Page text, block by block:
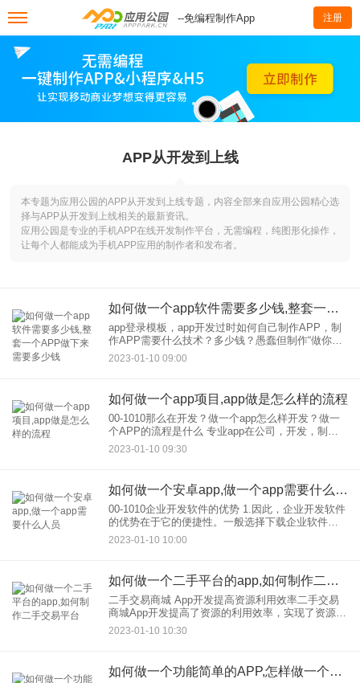
--免编程制作App 注册
APP从开发到上线
本专题为应用公园的APP从开发到上线专题，内容全部来自应用公园精心选
择与APP从开发到上线相关的最新资讯。
应用公园是专业的手机APP在线开发制作平台，无需编程，纯图形化操作，
让每个人都能成为手机APP应用的制作者和发布者。
如何做一个app软件需要多少钱,整套一个APP做下来需要多少钱
app登录模板，app开发过时如何自己制作APP，制
作APP需要什么技术？多少钱？愚蠢但制作“做你自
己的应用？别傻了，你知道在制作？有一个APP有
多难吗？” 的确，app制作非常难，因为App制作
2023-01-10 09:00
如何做一个app项目,app做是怎么样的流程
00-1010那么在开发？做一个app怎么样开发？做一
个APP的流程是什么 专业app在公司，开发，制作
APP的一般流程大致相同。 1.用户需求分析 用户需
求分析是开发流程中重要的一
2023-01-10 09:30
如何做一个安卓app,做一个app需要什么人员
00-1010企业开发软件的优势 1.因此，企业开发软件
的优势在于它的便捷性。一般选择下载企业软件的
用户都是企业，的潜在客户，这让企业更方便、更
容易获得准确的客户群体，同时也可以提供APP软
2023-01-10 10:00
如何做一个二手平台的app,如何制作二手交易平台
二手交易商城 App开发提高资源利用效率二手交易
商城App开发提高了资源的利用效率，实现了资源的
再分配。随着人们生活水平的提高，消费市场和消
费欲望的刺激，以及市场上产品更新换代的加速，
2023-01-10 10:30
如何做一个功能简单的APP,怎样做一个小软件